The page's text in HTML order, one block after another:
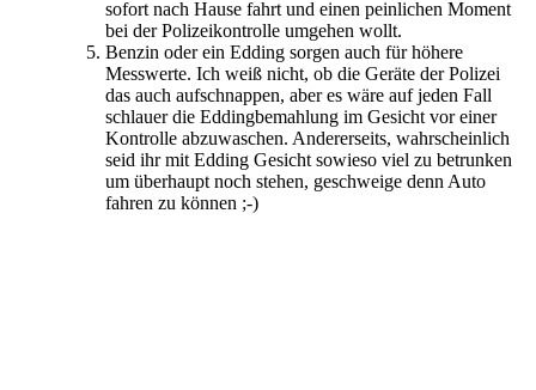
sofort nach Hause fahrt und einen peinlichen Moment
bei der Polizeikontrolle umgehen wollt.
Benzin oder ein Edding sorgen auch für höhere
Messwerte. Ich weiß nicht, ob die Geräte der Polizei
das auch aufschnappen, aber es wäre auf jeden Fall
schlauer die Eddingbemahlung im Gesicht vor einer
Kontrolle abzuwaschen. Andererseits, wahrscheinlich
seid ihr mit Edding Gesicht sowieso viel zu betrunken
um überhaupt noch stehen, geschweige denn Auto
fahren zu können ;-)